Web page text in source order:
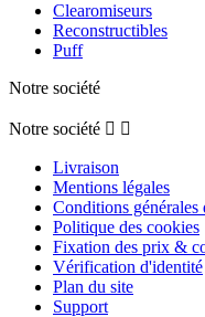
Clearomiseurs
Reconstructibles
Puff
Notre société
Notre société  
Livraison
Mentions légales
Conditions générales
Politique des cookies
Fixation des prix &
Vérification d'identité
Plan du site
Support